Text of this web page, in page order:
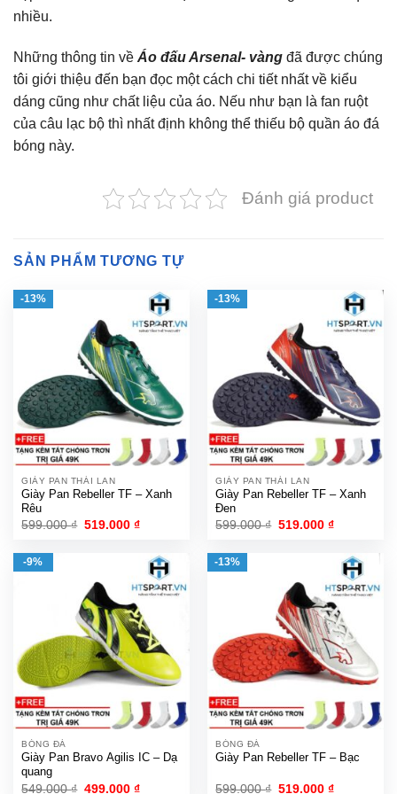
nhiều.
Những thông tin về Áo đấu Arsenal- vàng đã được chúng
tôi giới thiệu đến bạn đọc một cách chi tiết nhất về kiểu
dáng cũng như chất liệu của áo. Nếu như bạn là fan ruột
của câu lạc bộ thì nhất định không thể thiếu bộ quần áo đá
bóng này.
Đánh giá product
SẢN PHẨM TƯƠNG TỰ
-13%
GIÀY PAN THÁI LAN
Giày Pan Rebeller TF – Xanh
Rêu
599.000₫ Giá
519.000₫Giá
là:
519.000 ₫.
-13%
GIÀY PAN THÁI LAN
Giày Pan Rebeller TF – Xanh
Đen
599.000₫ Giá
519.000₫Giá
là:
519.000 ₫.
-9%
BÓNG ĐÁ
Giày Pan Bravo Agilis IC – Dạ
quang
549.000₫ Giá
499.000₫Giá
-13%
BÓNG ĐÁ
Giày Pan Rebeller TF – Bạc
599.000₫ Giá
519.000₫Giá